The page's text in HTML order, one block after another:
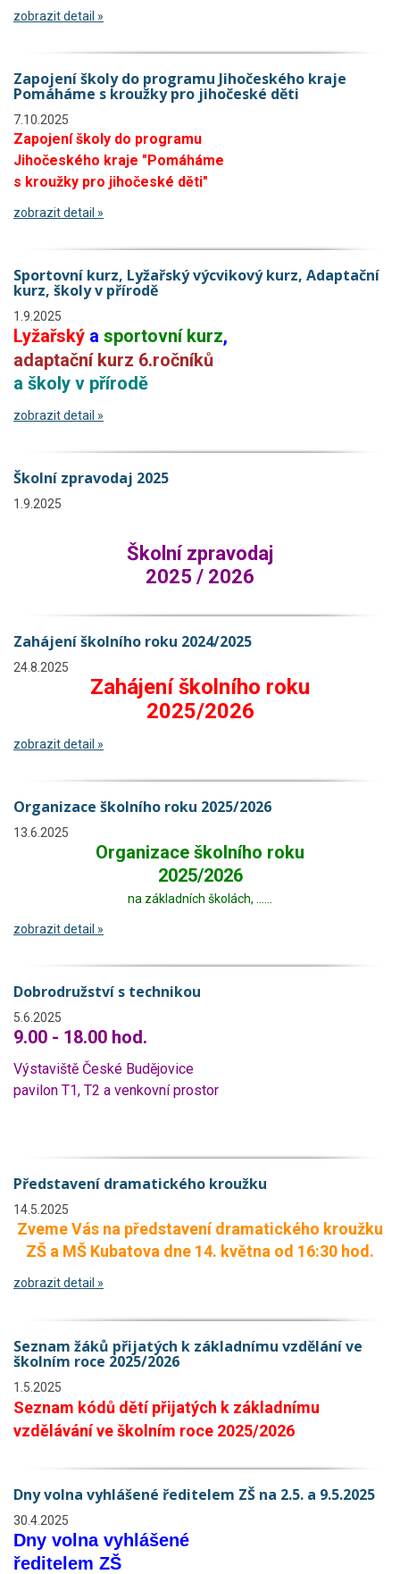
zobrazit detail »
Zapojení školy do programu Jihočeského kraje
Pomáháme s kroužky pro jihočeské děti
7.10.2025
Zapojení školy do programu
Jihočeského kraje "Pomáháme
s kroužky pro jihočeské děti"
zobrazit detail »
Sportovní kurz, Lyžařský výcvikový kurz, Adaptační
kurz, školy v přírodě
1.9.2025
Lyžařský a sportovní kurz,
adaptační kurz 6.ročníků
a školy v přírodě
zobrazit detail »
Školní zpravodaj 2025
1.9.2025
Školní zpravodaj
2025 / 2026
Zahájení školního roku 2024/2025
24.8.2025
Zahájení školního roku
2025/2026
zobrazit detail »
Organizace školního roku 2025/2026
13.6.2025
Organizace školního roku
2025/2026
na základních školách, ......
zobrazit detail »
Dobrodružství s technikou
5.6.2025
9.00 - 18.00 hod.
Výstaviště České Budějovice
pavilon T1, T2 a venkovní prostor
Představení dramatického kroužku
14.5.2025
Zveme Vás na představení dramatického kroužku
ZŠ a MŠ Kubatova dne 14. května od 16:30 hod.
zobrazit detail »
Seznam žáků přijatých k základnímu vzdělání ve
školním roce 2025/2026
1.5.2025
Seznam kódů dětí přijatých k základnímu
vzdělávání ve školním roce 2025/2026
Dny volna vyhlášené ředitelem ZŠ na 2.5. a 9.5.2025
30.4.2025
Dny volna vyhlášené
ředitelem ZŠ